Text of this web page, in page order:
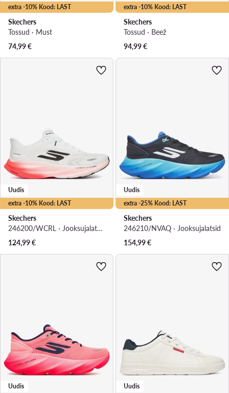
extra -10% Kood: LAST
Skechers
Tossud · Must
74,99€
extra -10% Kood: LAST
Skechers
Tossud · Beež
94,99€
extra -10% Kood: LAST
Uudis
Skechers
246200/WCRL · Jooksujalatsid
124,99€
extra -25% Kood: LAST
Uudis
Skechers
246210/NVAQ · Jooksujalatsid
154,99€
Uudis Uudis